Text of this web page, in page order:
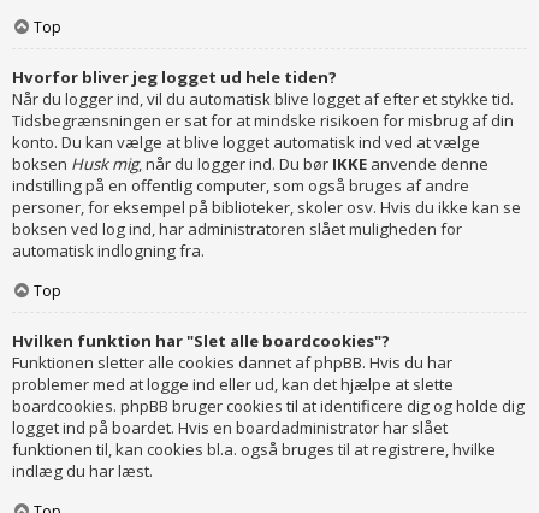
Top
Hvorfor bliver jeg logget ud hele tiden?
Når du logger ind, vil du automatisk blive logget af efter et stykke tid.
Tidsbegrænsningen er sat for at mindske risikoen for misbrug af din
konto. Du kan vælge at blive logget automatisk ind ved at vælge
boksen Husk mig, når du logger ind. Du bør IKKE anvende denne
indstilling på en offentlig computer, som også bruges af andre
personer, for eksempel på biblioteker, skoler osv. Hvis du ikke kan se
boksen ved log ind, har administratoren slået muligheden for
automatisk indlogning fra.
Top
Hvilken funktion har "Slet alle boardcookies"?
Funktionen sletter alle cookies dannet af phpBB. Hvis du har
problemer med at logge ind eller ud, kan det hjælpe at slette
boardcookies. phpBB bruger cookies til at identificere dig og holde dig
logget ind på boardet. Hvis en boardadministrator har slået
funktionen til, kan cookies bl.a. også bruges til at registrere, hvilke
indlæg du har læst.